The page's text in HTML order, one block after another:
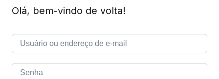
Olá, bem-vindo de volta!